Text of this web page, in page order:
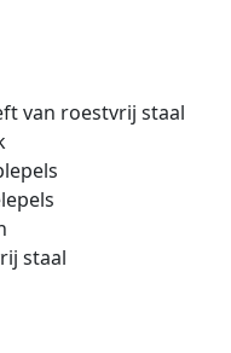
van roestvrij staal
staal